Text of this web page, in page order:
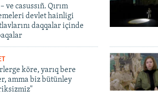
ve casussıñ. Qırım
devlet hainligi
daqqalar içinde
köre, yarıq bere
amma biz bütünley